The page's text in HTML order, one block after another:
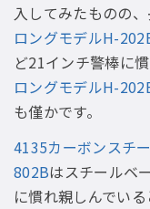
入してみたものの
ロングモデルH-
ど21インチ警棒に
ロングモデルH-
も僅かです。
4135カーボンスチ
802Bはスチールベ
に慣れ親しんでい